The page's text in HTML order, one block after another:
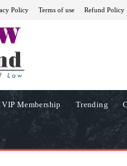
Policy Terms of use Refund Policy
VIP Membership Trending